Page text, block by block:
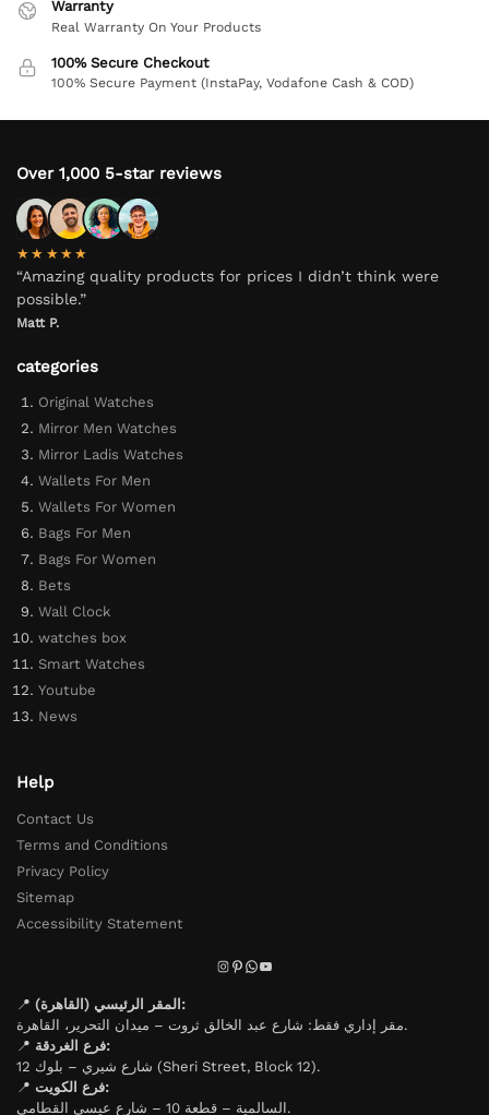
Warranty
Real Warranty On Your Products
100% Secure Checkout
100% Secure Payment (InstaPay, Vodafone Cash & COD)
Over 1,000 5-star reviews
★★★★★
“Amazing quality products for prices I didn’t think were
possible.”
Matt P.
categories
Original Watches
Mirror Men Watches
Mirror Ladis Watches
Wallets For Men
Wallets For Women
Bags For Men
Bags For Women
Bets
Wall Clock
watches box
Smart Watches
Youtube
News
Help
Contact Us
Terms and Conditions
Privacy Policy
Sitemap
Accessibility Statement
📍
المقر الرئيسي (القاهرة):
مقر إداري فقط: شارع عبد الخالق ثروت – ميدان التحرير، القاهرة.
📍
فرع الغردقة:
شارع شيري – بلوك 12 (Sheri Street, Block 12).
📍
فرع الكويت:
السالمية – قطعة 10 – شارع عيسى القطامي.